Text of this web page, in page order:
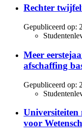
Rechter
Gepubliceerd op:
Meer
afschaffing
Gepubliceerd op:
Universiteiten
voor